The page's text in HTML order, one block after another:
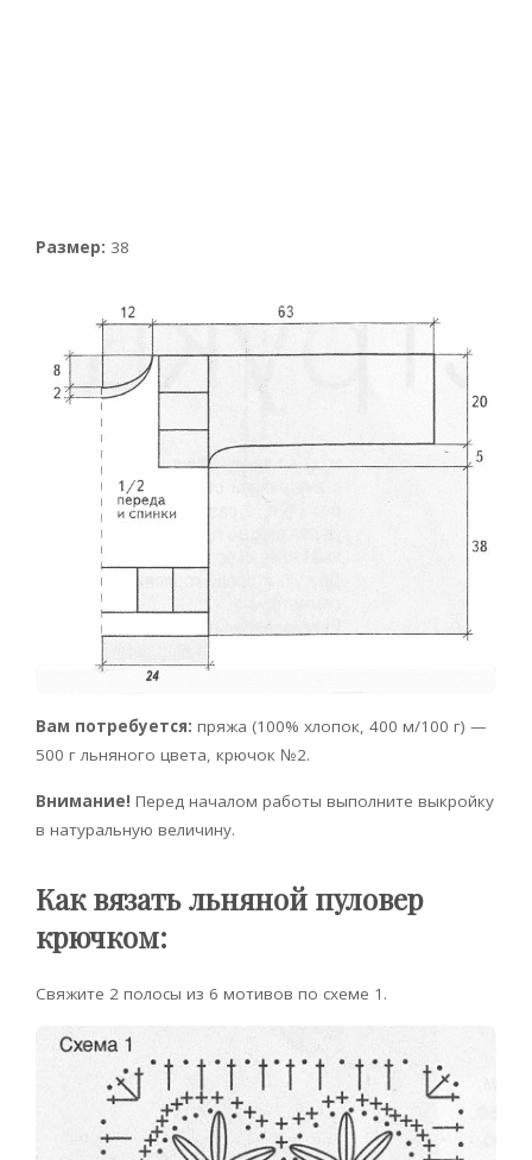
Размер: 38
Вам потребуется: пряжа (100% хлопок, 400 м/100 г) —
500 г льняного цвета, крючок №2.
Внимание! Перед началом работы выполните выкройку
в натуральную величину.
Как вязать льняной пуловер
крючком:
Свяжите 2 полосы из 6 мотивов по схеме 1.